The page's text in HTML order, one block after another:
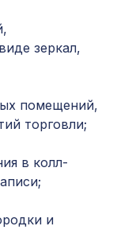
1131 ₽
5107 ₽
зеркал,
помещений,
торговли;
в колл-
и